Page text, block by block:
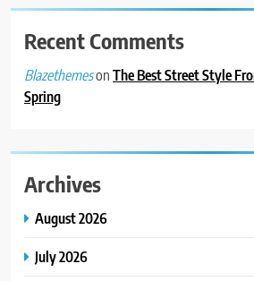
Recent Comments
BlazethemesonThe Best Street Style
Spring
Archives
August 2026
July 2026